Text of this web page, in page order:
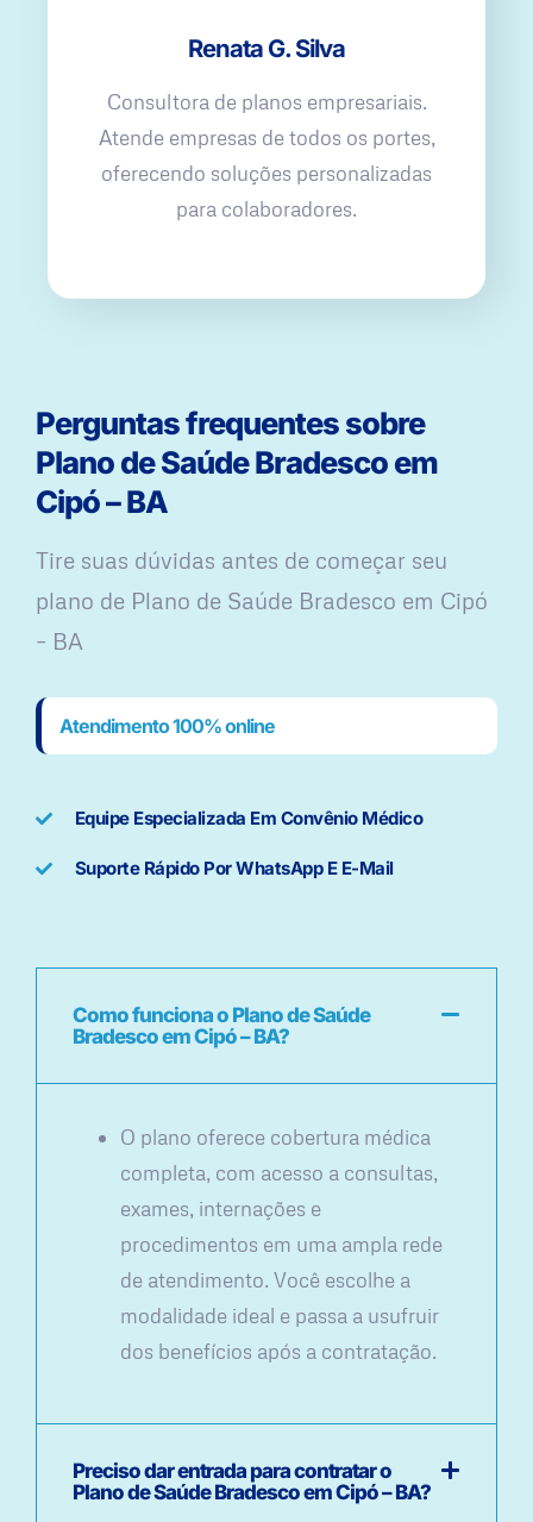
Renata G. Silva
Consultora de planos empresariais.
Atende empresas de todos os portes,
oferecendo soluções personalizadas
para colaboradores.
Perguntas frequentes sobre
Plano de Saúde Bradesco em
Cipó – BA
Tire suas dúvidas antes de começar seu
plano ​de Plano de Saúde Bradesco em Cipó
– BA
Atendimento 100% online
Equipe Especializada Em Convênio Médico
Suporte Rápido Por WhatsApp E E-Mail
Como funciona o Plano de Saúde
Bradesco em Cipó – BA?
O plano oferece cobertura médica
completa, com acesso a consultas,
exames, internações e
procedimentos em uma ampla rede
de atendimento. Você escolhe a
modalidade ideal e passa a usufruir
dos benefícios após a contratação.
Preciso dar entrada para contratar o
Plano de Saúde Bradesco em Cipó – BA?